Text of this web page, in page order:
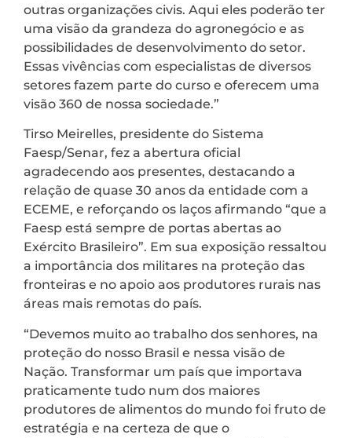
outras organizações civis. Aqui eles poderão ter
uma visão da grandeza do agronegócio e as
possibilidades de desenvolvimento do setor.
Essas vivências com especialistas de diversos
setores fazem parte do curso e oferecem uma
visão 360 de nossa sociedade.”
Tirso Meirelles, presidente do Sistema
Faesp/Senar, fez a abertura oficial
agradecendo aos presentes, destacando a
relação de quase 30 anos da entidade com a
ECEME, e reforçando os laços afirmando “que a
Faesp está sempre de portas abertas ao
Exército Brasileiro”. Em sua exposição ressaltou
a importância dos militares na proteção das
fronteiras e no apoio aos produtores rurais nas
áreas mais remotas do país.
“Devemos muito ao trabalho dos senhores, na
proteção do nosso Brasil e nessa visão de
Nação. Transformar um país que importava
praticamente tudo num dos maiores
produtores de alimentos do mundo foi fruto de
estratégia e na certeza de que o